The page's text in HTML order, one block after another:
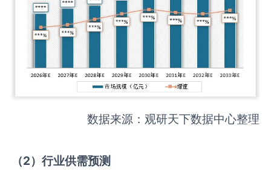
数据来源：观研天下数据中心整理
（2）行业供需预测